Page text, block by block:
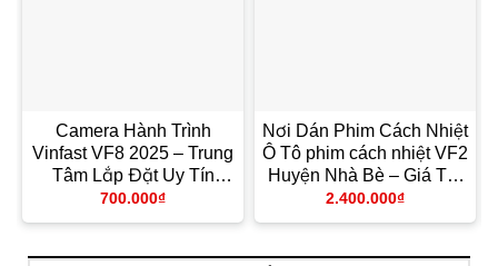
Camera Hành Trình
Vinfast VF8 2025 – Trung
Tâm Lắp Đặt Uy Tín
TPHCM
700.000₫
Nơi Dán Phim Cách Nhiệt
Ô Tô phim cách nhiệt VF2
Huyện Nhà Bè – Giá Tốt
TPHCM
2.400.000₫